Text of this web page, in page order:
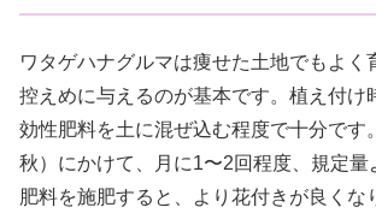
ワタゲハナグルマは痩せた土地でもよく
控えめに与えるのが基本です。植え付け
効性肥料を土に混ぜ込む程度で十分です
秋）にかけて、月に1〜2回程度、規定量
肥料を施肥すると、より花付きが良くな